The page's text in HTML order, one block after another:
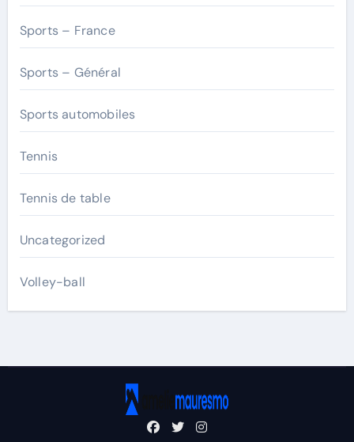
Sports – France
Sports – Général
Sports automobiles
Tennis
Tennis de table
Uncategorized
Volley-ball